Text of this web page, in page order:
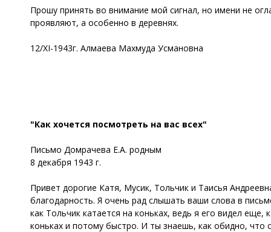
Прошу принять во внимание мой сигнал, но имени не
проявляют, а особенно в деревнях.
12/XI-1943г. Алмаева Махмуда Усмановна
"Как хочется посмотреть на вас всех"
Письмо Домрачева Е.А. родным
8 декабря 1943 г.
Привет дорогие Катя, Мусик, Тольчик и Таисья
благодарность. Я очень рад слышать ваши слова в
как Тольчик катается на коньках, ведь я его видел
коньках и потому быстро. И ты знаешь, как обидно, что